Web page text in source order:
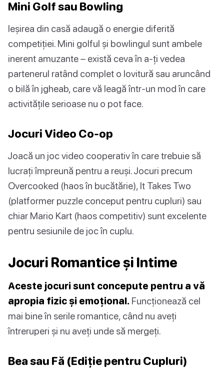
Mini Golf sau Bowling
Ieșirea din casă adaugă o energie diferită
competiției. Mini golful și bowlingul sunt ambele
inerent amuzante – există ceva în a-ți vedea
partenerul ratând complet o lovitură sau aruncând
o bilă în jgheab, care vă leagă într-un mod în care
activitățile serioase nu o pot face.
Jocuri Video Co-op
Joacă un joc video cooperativ în care trebuie să
lucrați împreună pentru a reuși. Jocuri precum
Overcooked (haos în bucătărie), It Takes Two
(platformer puzzle conceput pentru cupluri) sau
chiar Mario Kart (haos competitiv) sunt excelente
pentru sesiunile de joc în cuplu.
Jocuri Romantice și Intime
Aceste jocuri sunt concepute pentru a vă
apropia fizic și emoțional. Funcționează cel
mai bine în serile romantice, când nu aveți
întreruperi și nu aveți unde să mergeți.
Bea sau Fă (Ediție pentru Cupluri)